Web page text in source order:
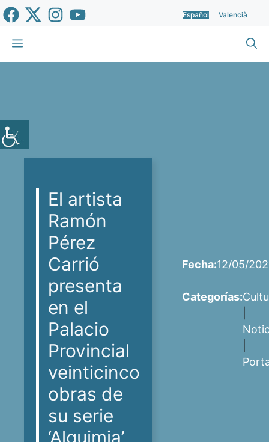
Saltar
al
contenido
Español Valencià
Menú
El artista
Ramón
Pérez
Carrió
presenta
en el
Palacio
Provincial
veinticinco
obras de
su serie
‘Alquimia’
Fecha:12/05/
Categorías: